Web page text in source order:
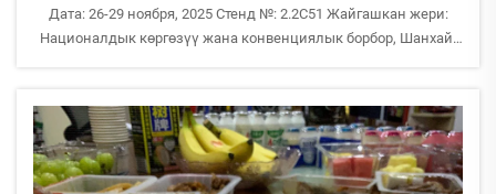
Дата: 26-29 ноября, 2025 Стенд №: 2.2C51 Жайгашкан жери:
Националдык көргөзүү жана конвенциялык борбор, Шанхай,
байланышууга умуттанабыз. Стендебизде куткоо!